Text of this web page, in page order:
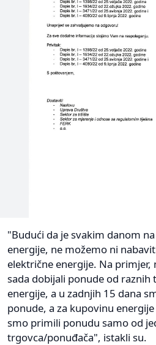
"Budući da je svakim danom
energije, ne možemo ni
električne energije. Na
sada dobijali ponude od raznih
energije, a u zadnjih 15 dana
ponude, a za kupovinu
smo primili ponudu samo od
trgovca/ponuđača", istakli su.